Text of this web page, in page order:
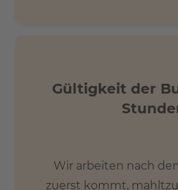
Gültigkeit der
Wir arbeiten nach
zuerst kommt,